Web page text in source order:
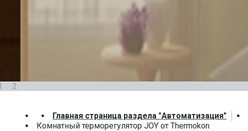
2
Главная страница раздела "Автоматизация"
Комнатный терморегулятор JOY от Thermokon